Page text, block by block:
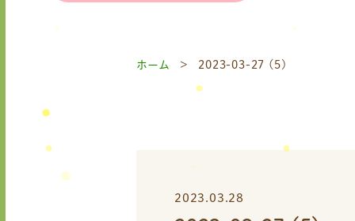
ホーム 2023-03-27 (5)
2023.03.28